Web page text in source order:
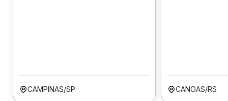
CAMPINAS/SP CANOAS/RS